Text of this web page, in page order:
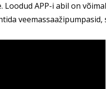
Loodud APP-i abil on